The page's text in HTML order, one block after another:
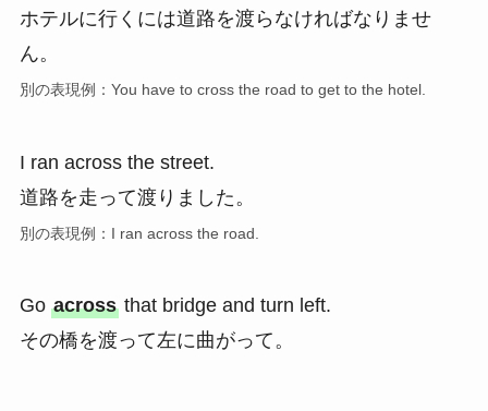
ホテルに行くには道路を渡らなければなりませ
ん。
別の表現例：You have to cross the road to get to the hotel.
I ran across the street.
道路を走って渡りました。
別の表現例：I ran across the road.
Go acrossthat bridge and turn left.
その橋を渡って左に曲がって。